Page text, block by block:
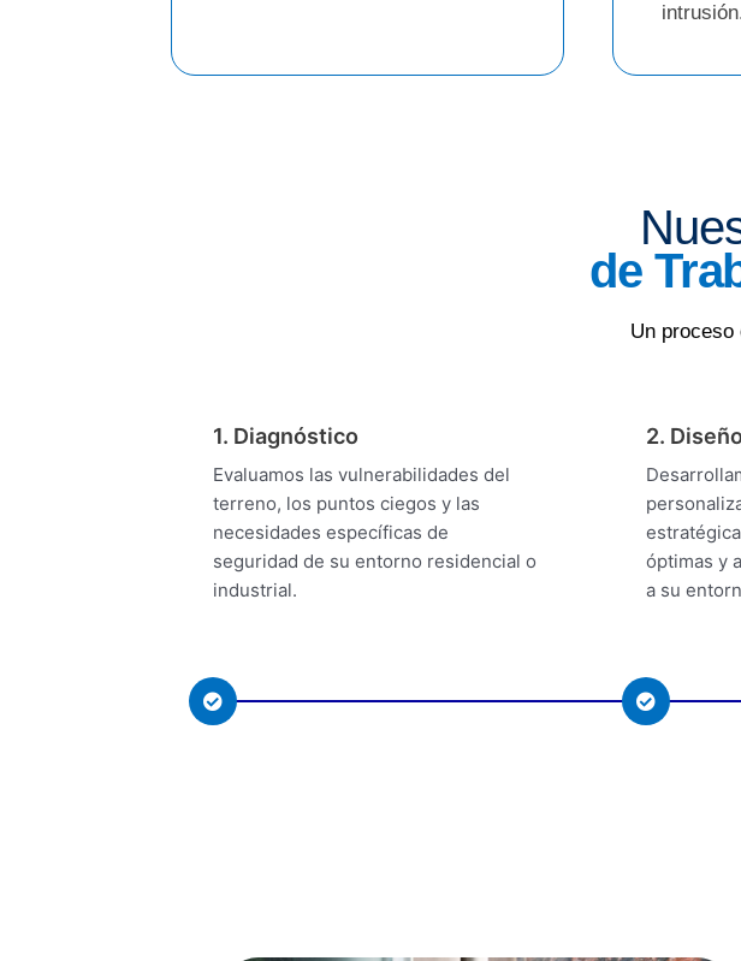
de
Un
1. Diagnóstico
Evaluamos las vulnerabilidades del
terreno, los puntos ciegos y las
necesidades específicas de
seguridad de su entorno residencial o
industrial.
2.
óptimas y
a su